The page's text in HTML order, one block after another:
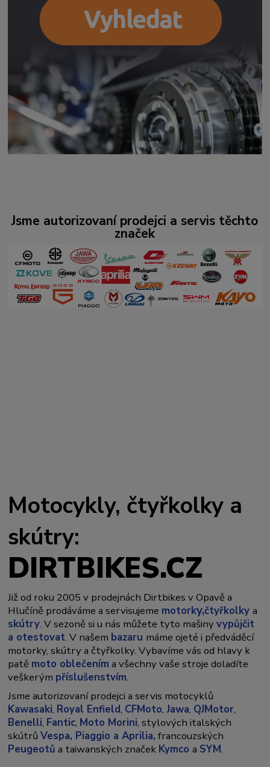
Jsme autorizovaní prodejci a servis těchto
značek
Motocykly, čtyřkolky a
skútry:
DIRTBIKES.CZ
Již od roku 2005 v prodejnách Dirtbikes v Opavě a
Hlučíně prodáváme a servisujeme motorky,čtyřkolkya
skútry. V sezoně si u nás můžete tyto mašinyvypůjčit
a otestovat. V našem bazaru máme ojeté i předváděcí
motorky, skútry a čtyřkolky. Vybavíme vás od hlavy k
patě moto oblečením a všechny vaše stroje doladíte
veškerým příslušenstvím.
Jsme autorizovaní prodejci a servis motocyklů
Kawasaki, Royal Enfield, CFMoto,Jawa, QJMotor,
Benelli, Fantic, Moto Morini, stylových italských
skútrůVespa, Piaggio a Aprilia, francouzských
Peugeotů a taiwanských značek Kymcoa SYM.